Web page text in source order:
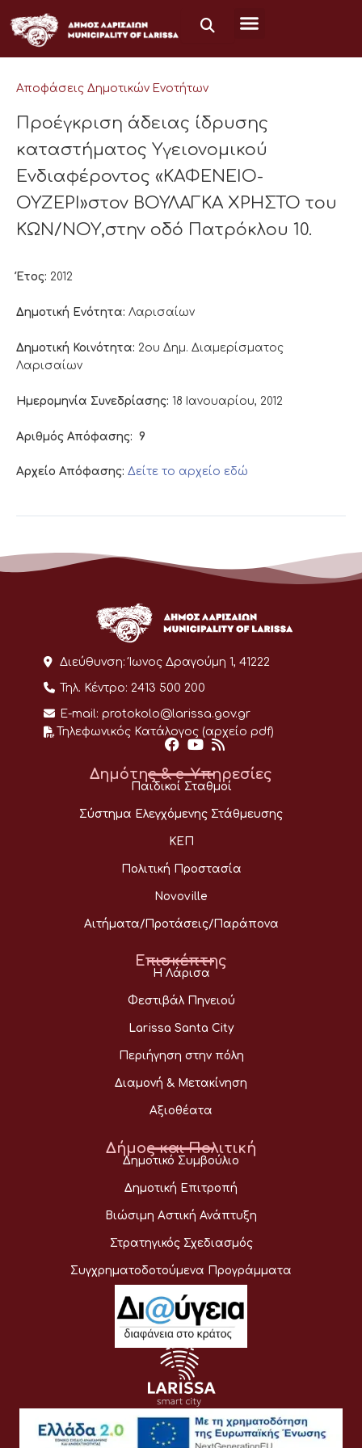
στο
περιεχόμενο
Αποφάσεις Δημοτικών Ενοτήτων
Προέγκριση άδειας ίδρυσης
καταστήματος Υγειονομικού
Ενδιαφέροντος «ΚΑΦΕΝΕΙΟ-
ΟΥΖΕΡΙ»στον ΒΟΥΛΑΓΚΑ ΧΡΗΣΤΟ του
ΚΩΝ/ΝΟΥ,στην οδό Πατρόκλου 10.
Έτος: 2012
Δημοτική Ενότητα: Λαρισαίων
Δημοτική Κοινότητα: 2ου Δημ. Διαμερίσματος
Λαρισαίων
Ημερομηνία Συνεδρίασης: 18 Ιανουαρίου, 2012
Αριθμός Απόφασης: 9
Αρχείο Απόφασης: Δείτε το αρχείο εδώ
Διεύθυνση: Ίωνος Δραγούμη 1, 41222
Τηλ. Κέντρο: 2413 500 200
E-mail: protokolo@larissa.gov.gr
Τηλεφωνικός Κατάλογος (αρχείο pdf)
Δημότης & e-Υπηρεσίες
Παιδικοί Σταθμοί
Σύστημα Ελεγχόμενης Στάθμευσης
ΚΕΠ
Πολιτική Προστασία
Novoville
Αιτήματα/Προτάσεις/Παράπονα
Επισκέπτης
Η Λάρισα
Φεστιβάλ Πηνειού
Larissa Santa City
Περιήγηση στην πόλη
Διαμονή & Μετακίνηση
Αξιοθέατα
Δήμος και Πολιτική
Δημοτικό Συμβούλιο
Δημοτική Επιτροπή
Βιώσιμη Αστική Ανάπτυξη
Στρατηγικός Σχεδιασμός
Συγχρηματοδοτούμενα Προγράμματα